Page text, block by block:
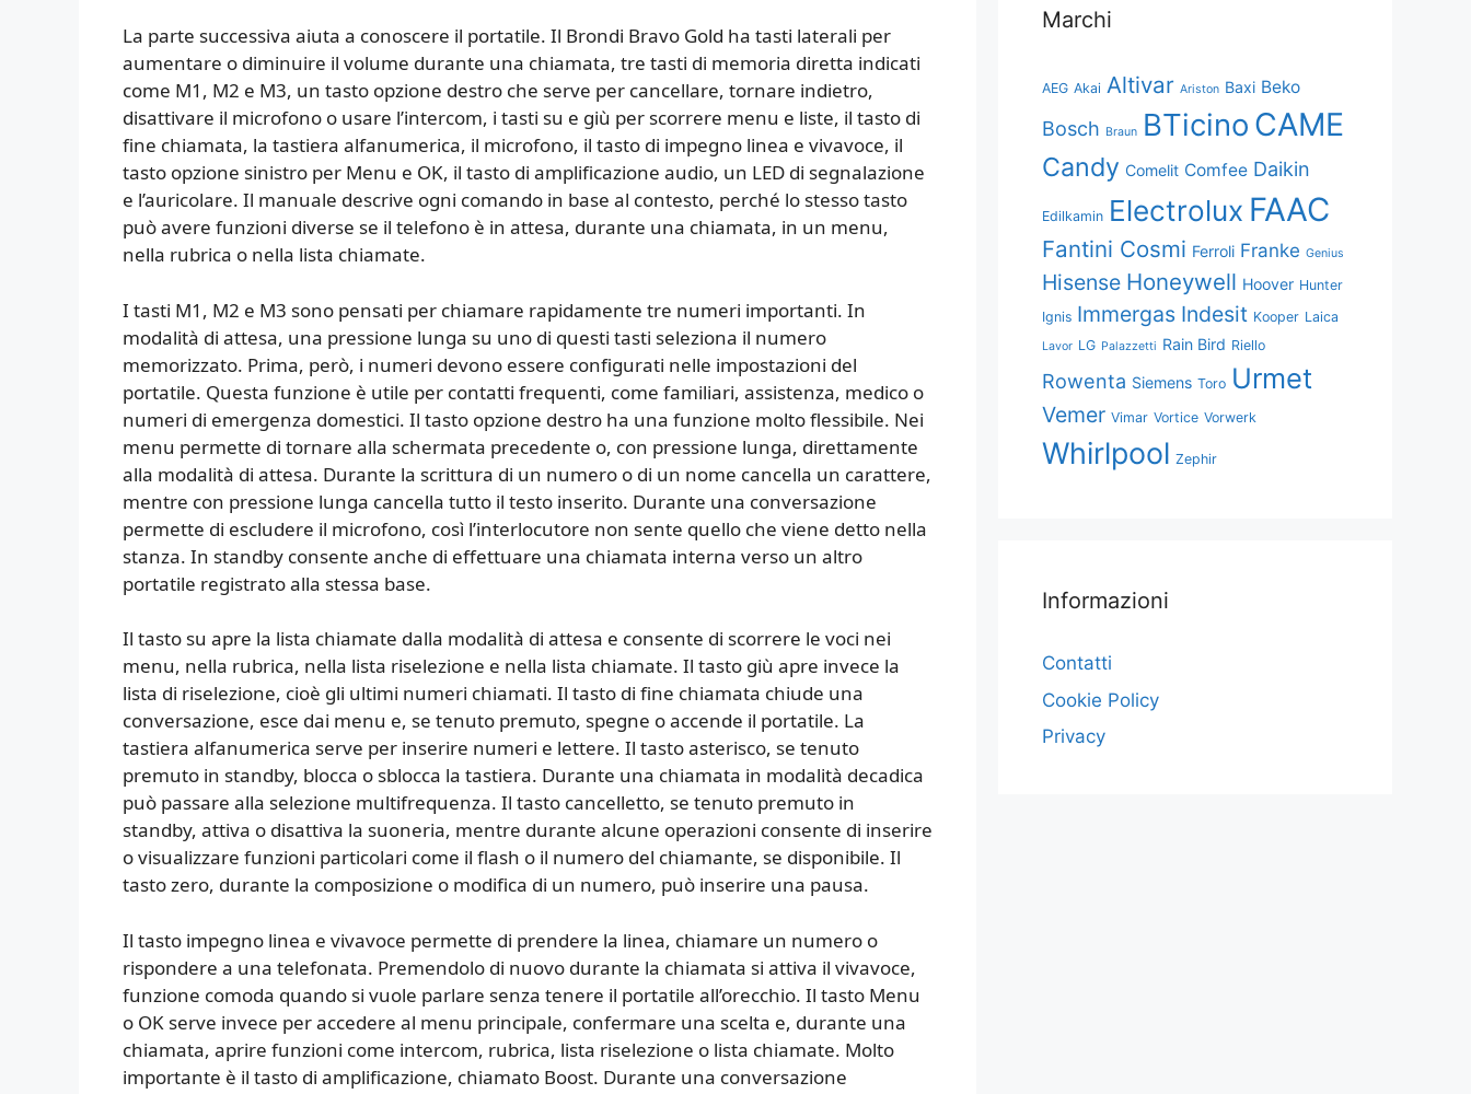
La parte successiva aiuta a conoscere il portatile. Il Brondi Bravo Gold ha tasti laterali per
aumentare o diminuire il volume durante una chiamata, tre tasti di memoria diretta indicati
come M1, M2 e M3, un tasto opzione destro che serve per cancellare, tornare indietro,
disattivare il microfono o usare l’intercom, i tasti su e giù per scorrere menu e liste, il tasto di
fine chiamata, la tastiera alfanumerica, il microfono, il tasto di impegno linea e vivavoce, il
tasto opzione sinistro per Menu e OK, il tasto di amplificazione audio, un LED di segnalazione
e l’auricolare. Il manuale descrive ogni comando in base al contesto, perché lo stesso tasto
può avere funzioni diverse se il telefono è in attesa, durante una chiamata, in un menu,
nella rubrica o nella lista chiamate.
I tasti M1, M2 e M3 sono pensati per chiamare rapidamente tre numeri importanti. In
modalità di attesa, una pressione lunga su uno di questi tasti seleziona il numero
memorizzato. Prima, però, i numeri devono essere configurati nelle impostazioni del
portatile. Questa funzione è utile per contatti frequenti, come familiari, assistenza, medico o
numeri di emergenza domestici. Il tasto opzione destro ha una funzione molto flessibile. Nei
menu permette di tornare alla schermata precedente o, con pressione lunga, direttamente
alla modalità di attesa. Durante la scrittura di un numero o di un nome cancella un carattere,
mentre con pressione lunga cancella tutto il testo inserito. Durante una conversazione
permette di escludere il microfono, così l’interlocutore non sente quello che viene detto nella
stanza. In standby consente anche di effettuare una chiamata interna verso un altro
portatile registrato alla stessa base.
Il tasto su apre la lista chiamate dalla modalità di attesa e consente di scorrere le voci nei
menu, nella rubrica, nella lista riselezione e nella lista chiamate. Il tasto giù apre invece la
lista di riselezione, cioè gli ultimi numeri chiamati. Il tasto di fine chiamata chiude una
conversazione, esce dai menu e, se tenuto premuto, spegne o accende il portatile. La
tastiera alfanumerica serve per inserire numeri e lettere. Il tasto asterisco, se tenuto
premuto in standby, blocca o sblocca la tastiera. Durante una chiamata in modalità decadica
può passare alla selezione multifrequenza. Il tasto cancelletto, se tenuto premuto in
standby, attiva o disattiva la suoneria, mentre durante alcune operazioni consente di inserire
o visualizzare funzioni particolari come il flash o il numero del chiamante, se disponibile. Il
tasto zero, durante la composizione o modifica di un numero, può inserire una pausa.
Il tasto impegno linea e vivavoce permette di prendere la linea, chiamare un numero o
rispondere a una telefonata. Premendolo di nuovo durante la chiamata si attiva il vivavoce,
funzione comoda quando si vuole parlare senza tenere il portatile all’orecchio. Il tasto Menu
o OK serve invece per accedere al menu principale, confermare una scelta e, durante una
chiamata, aprire funzioni come intercom, rubrica, lista riselezione o lista chiamate. Molto
importante è il tasto di amplificazione, chiamato Boost. Durante una conversazione
Marchi
AEG Akai Altivar Ariston Baxi Beko
Bosch Braun BTicino CAME
Candy Comelit Comfee Daikin
Edilkamin Electrolux FAAC
Fantini Cosmi Ferroli Franke Genius
Hisense Honeywell Hoover Hunter
Ignis Immergas Indesit Kooper Laica
Lavor LG Palazzetti Rain Bird Riello
Rowenta Siemens Toro Urmet
Vemer Vimar Vortice Vorwerk
Whirlpool Zephir
Informazioni
Contatti
Cookie Policy
Privacy